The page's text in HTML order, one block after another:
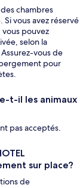
chambres
vous avez réservé
pouvez
selon la
vous de
pour
t-il les animaux
pas acceptés.
sur place?
de